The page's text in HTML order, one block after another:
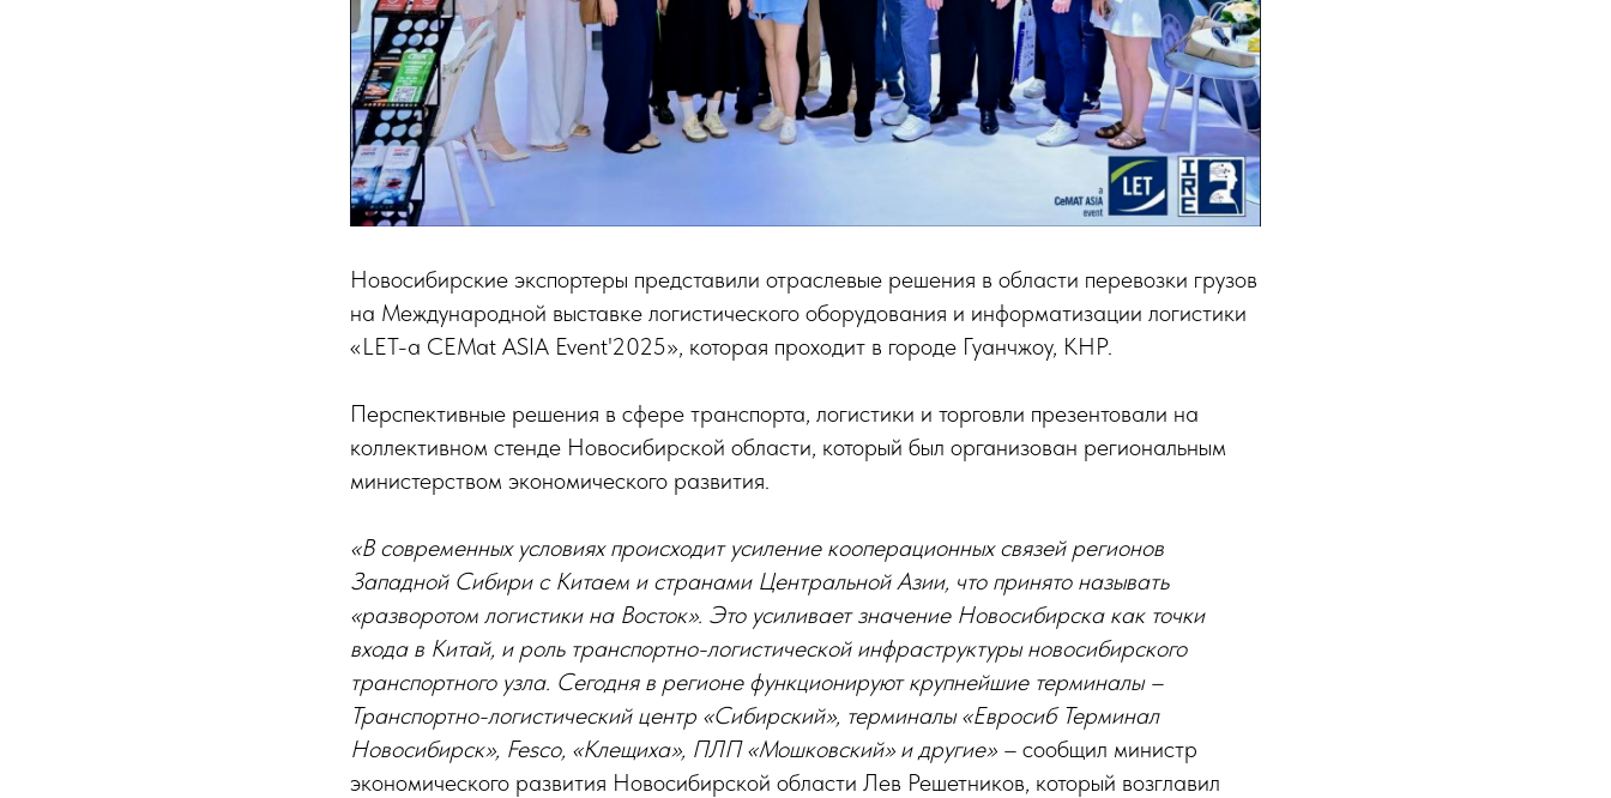
Новосибирские экспортеры представили отраслевые решения в области перевозки грузов
на Международной выставке логистического оборудования и информатизации логистики
«LET-a CEMat ASIA Event'2025», которая проходит в городе Гуанчжоу, КНР.
Перспективные решения в сфере транспорта, логистики и торговли презентовали на
коллективном стенде Новосибирской области, который был организован региональным
министерством экономического развития.
«В современных условиях происходит усиление кооперационных связей регионов
Западной Сибири с Китаем и странами Центральной Азии, что принято называть
«разворотом логистики на Восток». Это усиливает значение Новосибирска как точки
входа в Китай, и роль транспортно-логистической инфраструктуры новосибирского
транспортного узла. Сегодня в регионе функционируют крупнейшие терминалы –
Транспортно-логистический центр «Сибирский», терминалы «Евросиб Терминал
Новосибирск», Fesco, «Клещиха», ПЛП «Мошковский» и другие» – сообщил министр
экономического развития Новосибирской области Лев Решетников, который возглавил